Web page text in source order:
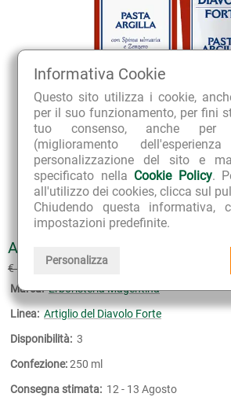
Informativa Cookie
Questo sito utilizza i cookie,
per il suo funzionamento, per fini
tuo consenso, anche per
(miglioramento
personalizzazione del sito e
specificato nella Cookie Policy.
all'utilizzo dei cookies, clicca sul
Chiudendo questa informativa,
impostazioni predefinite.
Personalizza
ARTIGLIO DEL DIAVOLO
€ 17.50 € 14.00(sconto 20%)
Marca: Erboristeria Magentina
Linea: Artiglio del Diavolo Forte
Disponibilità: 3
Confezione:250 ml
Consegna stimata: 12 - 13 Agosto